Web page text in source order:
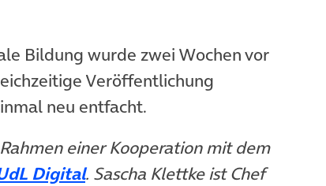
Bildung wurde zwei Wochen vor
Veröffentlichung
neu entfacht.
einer Kooperation mit dem
in neuem Tab)
Digital(öffnet in neuem Tab)
. Sascha Klettke ist Chef